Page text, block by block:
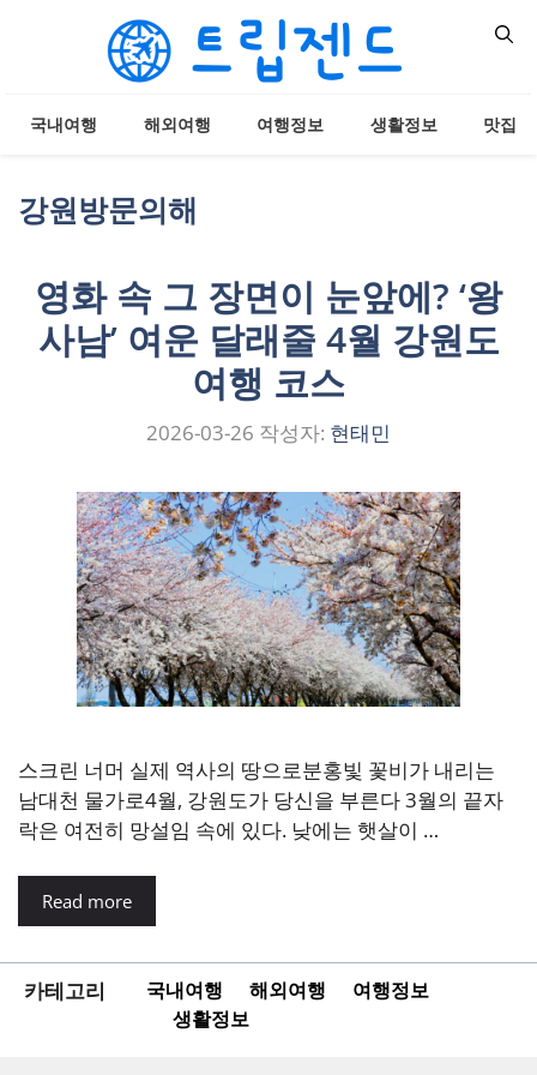
국내여행 해외여행 여행정보 생활정보 맛집
강원방문의해
영화 속 그 장면이 눈앞에? ‘왕
사남’ 여운 달래줄 4월 강원도
여행 코스
2026-03-26 작성자: 현태민
스크린 너머 실제 역사의 땅으로분홍빛 꽃비가 내리는
남대천 물가로4월, 강원도가 당신을 부른다 3월의 끝자
락은 여전히 망설임 속에 있다. 낮에는 햇살이 …
Read more
카테고리 국내여행 해외여행
여행정보
생활정보